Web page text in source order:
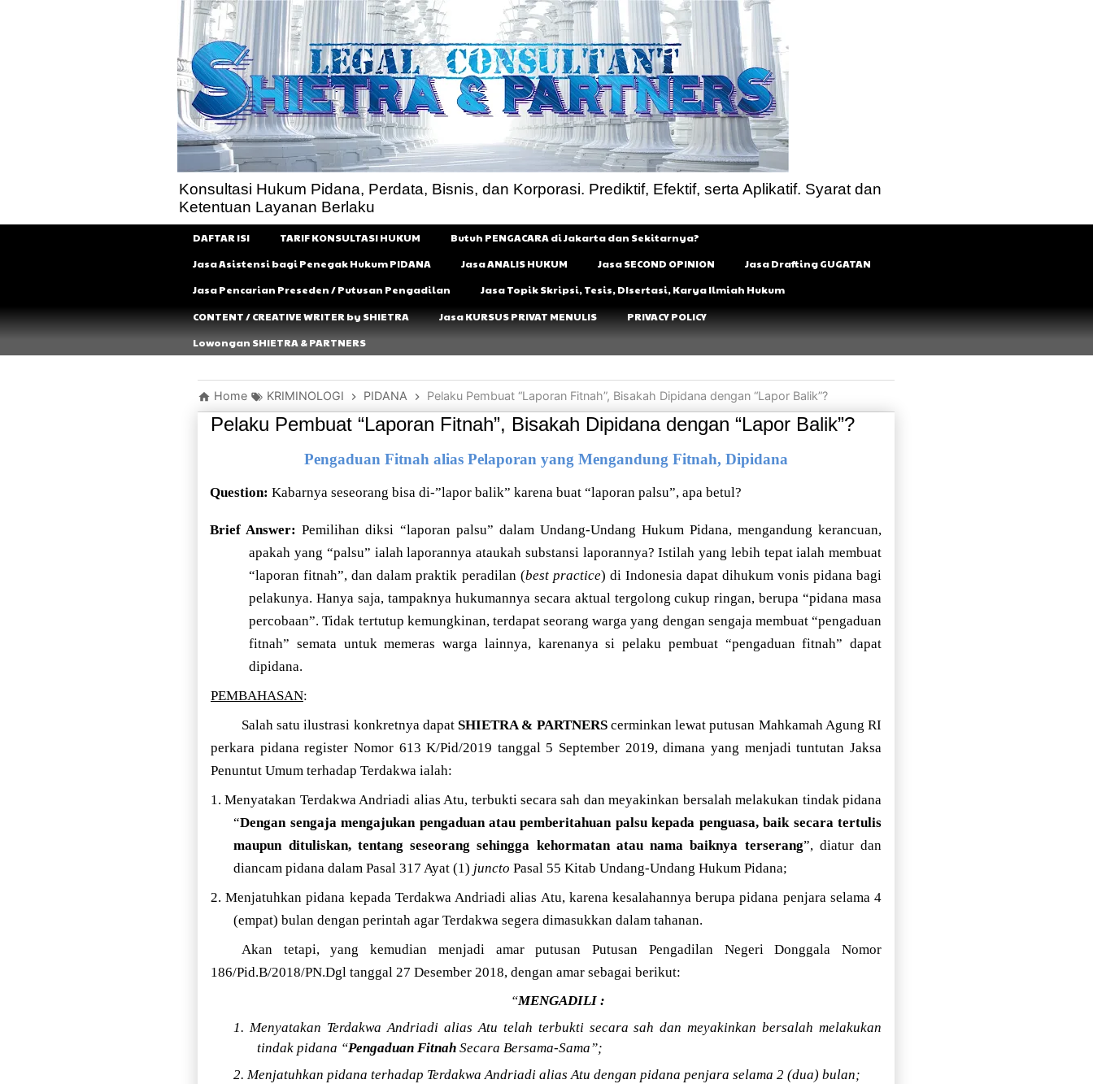
Konsultasi Hukum Pidana, Perdata, Bisnis, dan Korporasi. Prediktif, Efektif, serta Aplikatif. Syarat dan
Ketentuan Layanan Berlaku
DAFTAR ISI TARIF KONSULTASI HUKUM Butuh PENGACARA di Jakarta dan Sekitarnya?
Jasa Asistensi bagi Penegak Hukum PIDANA Jasa ANALIS HUKUM Jasa SECOND OPINION Jasa Drafting GUGATAN
Jasa Pencarian Preseden / Putusan Pengadilan Jasa Topik Skripsi, Tesis, DIsertasi, Karya Ilmiah Hukum
CONTENT / CREATIVE WRITER by SHIETRA Jasa KURSUS PRIVAT MENULIS PRIVACY POLICY
Lowongan SHIETRA & PARTNERS
Home KRIMINOLOGI PIDANA Pelaku Pembuat “Laporan Fitnah”, Bisakah Dipidana dengan “Lapor Balik”?
Pelaku Pembuat “Laporan Fitnah”, Bisakah Dipidana dengan “Lapor Balik”?
Pengaduan Fitnah alias Pelaporan yang Mengandung Fitnah, Dipidana
Question: Kabarnya seseorang bisa di-”lapor balik” karena buat “laporan palsu”, apa betul?
Brief Answer:Pemilihan diksi “laporan palsu” dalam Undang-Undang Hukum Pidana, mengandung kerancuan,
apakah yang “palsu” ialah laporannya ataukah substansi laporannya? Istilah yang lebih tepat ialah membuat
“laporan fitnah”, dan dalam praktik peradilan (best practice) di Indonesia dapat dihukum vonis pidana bagi
pelakunya. Hanya saja, tampaknya hukumannya secara aktual tergolong cukup ringan, berupa “pidana masa
percobaan”. Tidak tertutup kemungkinan, terdapat seorang warga yang dengan sengaja membuat “pengaduan
fitnah” semata untuk memeras warga lainnya, karenanya si pelaku pembuat “pengaduan fitnah” dapat
dipidana.
PEMBAHASAN:
Salah satu ilustrasi konkretnya dapatSHIETRA & PARTNERScerminkan lewat putusan Mahkamah Agung RI
perkara pidana register Nomor 613 K/Pid/2019 tanggal 5 September 2019, dimana yang menjadi tuntutan Jaksa
Penuntut Umum terhadap Terdakwa ialah:
1. Menyatakan Terdakwa Andriadi alias Atu, terbukti secara sah dan meyakinkan bersalah melakukan tindak pidana
“Dengan sengaja mengajukan pengaduan atau pemberitahuan palsu kepada penguasa, baik secara tertulis
maupun dituliskan, tentang seseorang sehingga kehormatan atau nama baiknya terserang”, diatur dan
diancam pidana dalam Pasal 317 Ayat (1) juncto Pasal 55 Kitab Undang-Undang Hukum Pidana;
2. Menjatuhkan pidana kepada Terdakwa Andriadi alias Atu, karena kesalahannya berupa pidana penjara selama 4
(empat) bulan dengan perintah agar Terdakwa segera dimasukkan dalam tahanan.
Akan tetapi, yang kemudian menjadi amar putusan Putusan Pengadilan Negeri Donggala Nomor
186/Pid.B/2018/PN.Dgl tanggal 27 Desember 2018, dengan amar sebagai berikut:
“MENGADILI :
1. Menyatakan Terdakwa Andriadi alias Atu telah terbukti secara sah dan meyakinkan bersalah melakukan
tindak pidana “Pengaduan FitnahSecara Bersama-Sama”;
2. Menjatuhkan pidana terhadap Terdakwa Andriadi alias Atu dengan pidana penjara selama 2 (dua) bulan;